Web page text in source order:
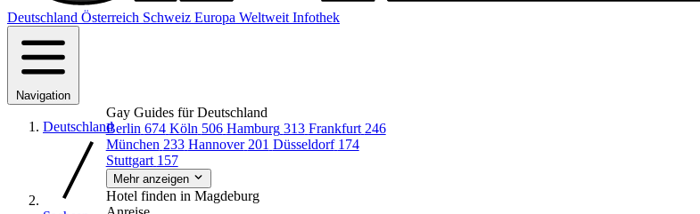
Deutschland Österreich Schweiz Europa Weltweit Infothek
Navigation
Deutschland
Gay Guides für Deutschland
Berlin 674 Köln 506 Hamburg 313 Frankfurt 246
München 233 Hannover 201 Düsseldorf 174
Stuttgart 157
Mehr anzeigen
Hotel finden in Magdeburg